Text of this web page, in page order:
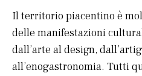
Il territorio piacentino è
delle manifestazioni
dall’arte al design,
all’enogastronomia. Tutti